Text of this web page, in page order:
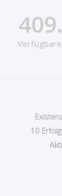
10